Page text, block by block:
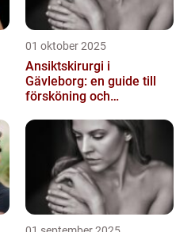
01 oktober 2025
Ansiktskirurgi i
Gävleborg: en guide till
försköning och